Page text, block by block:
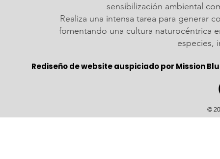
sensibilización ambiental
Realiza una intensa tarea para generar
fomentando una cultura naturocéntrica
especies,
Rediseño de website auspiciado por Mission
©